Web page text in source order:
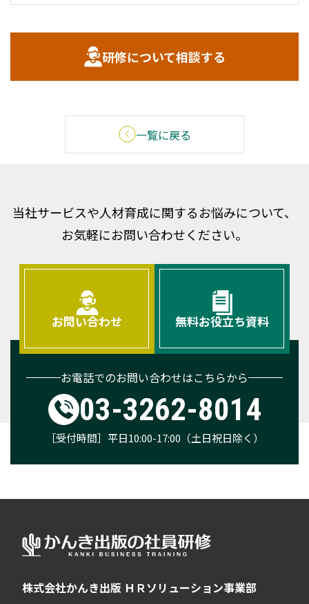
研修について相談する
一覧に戻る
当社サービスや人材育成に関するお悩みについて、
お気軽にお問い合わせください。
お問い合わせ 無料お役立ち資料
お電話でのお問い合わせはこちらから
03-3262-8014
［受付時間］平日10:00-17:00（土日祝日除く）
株式会社かんき出版 ＨＲソリューション事業部